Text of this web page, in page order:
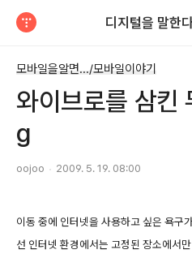
디지털을 말한
모바일을알면.../모바일이야기
와이브로를 삼킨
g
oojoo 2009. 5. 19. 08:00
이동 중에 인터넷을 사용하고 싶은 욕구
선 인터넷 환경에서는 고정된 장소에서